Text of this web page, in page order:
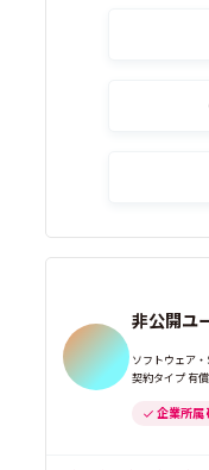
非公開ユ
ソフトウェア
契約タイプ 有
企業所属